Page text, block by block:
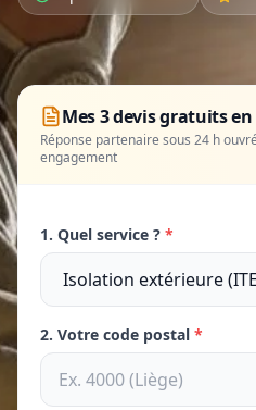
Mes 3 devis gratuits en
Réponse partenaire sous 24 h
engagement
1. Quel service ? *
2. Votre code postal *